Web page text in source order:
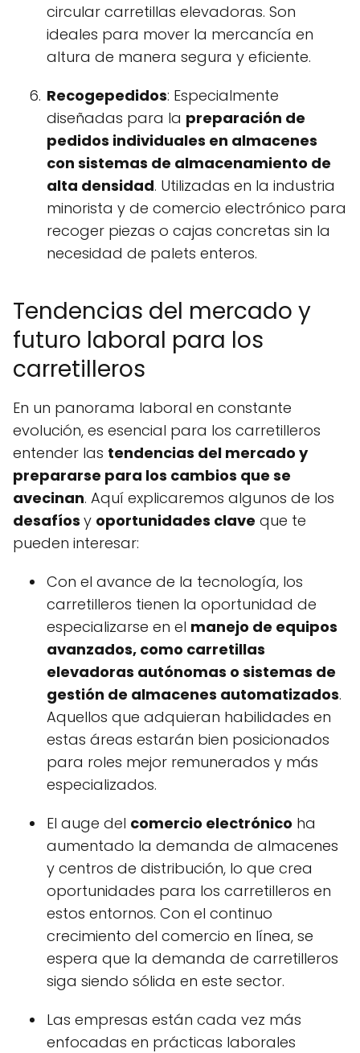
circular carretillas elevadoras. Son
ideales para mover la mercancía en
altura de manera segura y eficiente.
Recogepedidos: Especialmente
diseñadas para la preparación de
pedidos individuales en almacenes
con sistemas de almacenamiento de
alta densidad. Utilizadas en la industria
minorista y de comercio electrónico para
recoger piezas o cajas concretas sin la
necesidad de palets enteros.
Tendencias del mercado y
futuro laboral para los
carretilleros
En un panorama laboral en constante
evolución, es esencial para los carretilleros
entender las tendencias del mercado y
prepararse para los cambios que se
avecinan. Aquí explicaremos algunos de los
desafíos y oportunidades clave que te
pueden interesar:
Con el avance de la tecnología, los
carretilleros tienen la oportunidad de
especializarse en el manejo de equipos
avanzados, como carretillas
elevadoras autónomas o sistemas de
gestión de almacenes automatizados.
Aquellos que adquieran habilidades en
estas áreas estarán bien posicionados
para roles mejor remunerados y más
especializados.
El auge del comercio electrónico ha
aumentado la demanda de almacenes
y centros de distribución, lo que crea
oportunidades para los carretilleros en
estos entornos. Con el continuo
crecimiento del comercio en línea, se
espera que la demanda de carretilleros
siga siendo sólida en este sector.
Las empresas están cada vez más
enfocadas en prácticas laborales